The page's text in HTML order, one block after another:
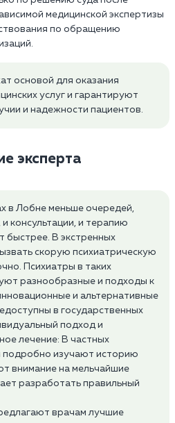
медицинской экспертизы
по обращению
основой для оказания
услуг и гарантируют
и надежности пациентов.
эксперта
в Лобне меньше очередей,
консультации, и терапию
быстрее. В экстренных
скорую психиатрическую
Психиатры в таких
разнообразные и подходы к
и альтернативные
в государственных
подход и
лечение: В частных
подробно изучают историю
внимание на мельчайшие
разработать правильный
врачам лучшие